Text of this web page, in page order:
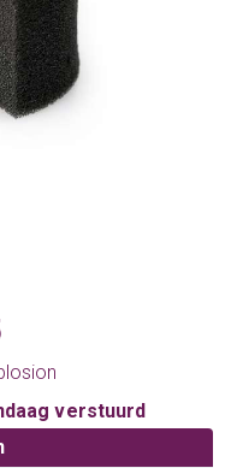
verstuurd